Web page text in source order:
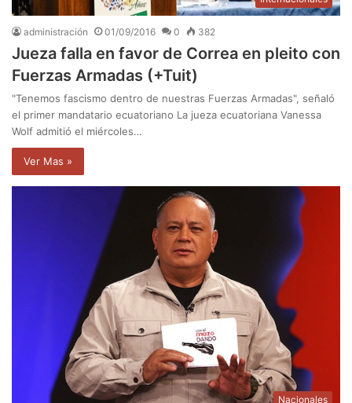
administración 01/09/2016 0 382
Jueza falla en favor de Correa en pleito con
Fuerzas Armadas (+Tuit)
"Tenemos fascismo dentro de nuestras Fuerzas Armadas", señaló
el primer mandatario ecuatoriano La jueza ecuatoriana Vanessa
Wolf admitió el miércoles…
Ver Mas »
Nacionales